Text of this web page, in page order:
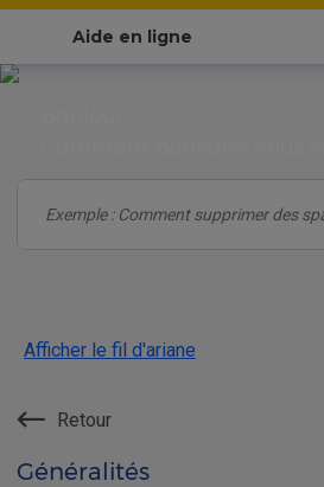
Aide en ligne
Afficher le fil d'ariane
Retour
Généralités